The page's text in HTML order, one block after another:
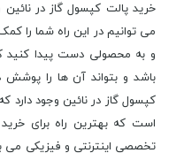
خرید پالت کپسول گاز در نائین
می توانیم در این راه شما را
و به محصولی دست پیدا کنید
باشد و بتواند آن ها را پوشش
کپسول گاز در نائین وجود
است که بهترین راه برای
تخصصی اینترنتی و فیزیکی می